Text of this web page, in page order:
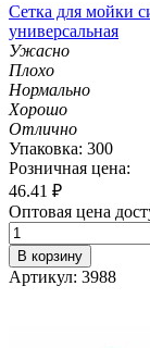
Сетка для мойки
универсальная
Ужасно
Плохо
Нормально
Хорошо
Отлично
Упаковка: 300
Розничная цена:
46.41 ₽
Оптовая цена
В корзину
Артикул: 3988